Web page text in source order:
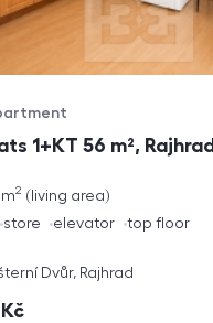
1+KT 56 m², Rajhrad
type
living area
m2
store elevator top floor
Dvůr, Rajhrad
Kč